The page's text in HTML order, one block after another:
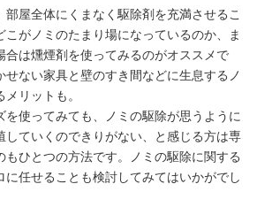
屋全体にくまなく駆除剤を充満させるこ
こがノミのたまり場になっているのか、ま
合は燻煙剤を使ってみるのがオススメで
ない家具と壁のすき間などに生息するノ
リットも。
を使ってみても、ノミの駆除が思うように
していくのできりがない、と感じる方は専
もひとつの方法です。ノミの駆除に関する
に任せることも検討してみてはいかがでし